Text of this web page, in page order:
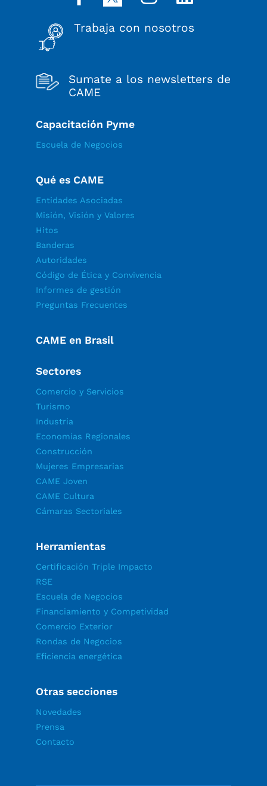
Trabaja con nosotros
Sumate a los newsletters de
CAME
Capacitación Pyme
Escuela de Negocios
Qué es CAME
Entidades Asociadas
Misión, Visión y Valores
Hitos
Banderas
Autoridades
Código de Ética y Convivencia
Informes de gestión
Preguntas Frecuentes
CAME en Brasil
Sectores
Comercio y Servicios
Turismo
Industria
Economías Regionales
Construcción
Mujeres Empresarias
CAME Joven
CAME Cultura
Cámaras Sectoriales
Herramientas
Certificación Triple Impacto
RSE
Escuela de Negocios
Financiamiento y Competividad
Comercio Exterior
Rondas de Negocios
Eficiencia energética
Otras secciones
Novedades
Prensa
Contacto